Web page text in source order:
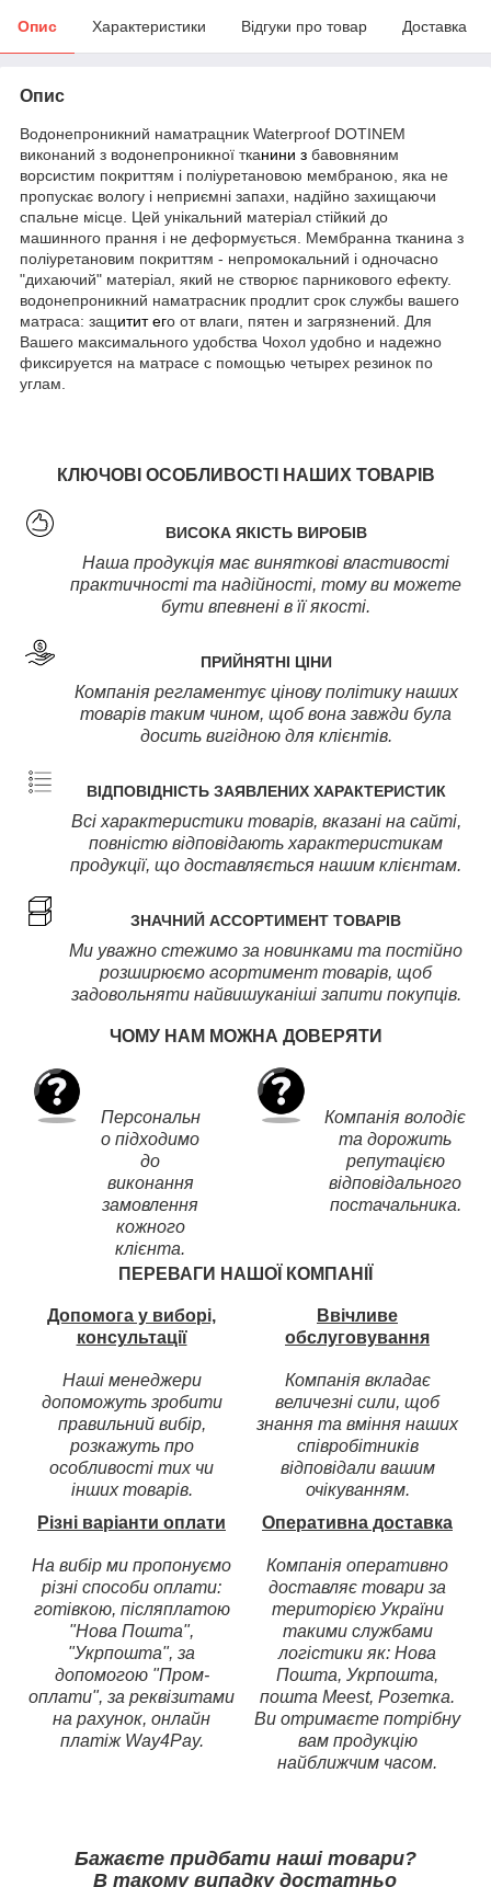
Опис Характеристики Відгуки про товар Доставка
Опис
Водонепроникний наматрацник Waterproof DOTINEM
виконаний з водонепроникної тканини з бавовняним
ворсистим покриттям і поліуретановою мембраною, яка не
пропускає вологу і неприємні запахи, надійно захищаючи
спальне місце. Цей унікальний матеріал стійкий до
машинного прання і не деформується. Мембранна тканина з
поліуретановим покриттям - непромокальний і одночасно
"дихаючий" матеріал, який не створює парникового ефекту.
водонепроникний наматрасник продлит срок службы вашего
матраса: защитит его от влаги, пятен и загрязнений. Для
Вашего максимального удобства Чохол удобно и надежно
фиксируется на матрасе с помощью четырех резинок по
углам.
КЛЮЧОВІ ОСОБЛИВОСТІ НАШИХ ТОВАРІВ
ВИСОКА ЯКІСТЬ ВИРОБІВ
Наша продукція має виняткові властивості
практичності та надійності, тому ви можете
бути впевнені в її якості.
ПРИЙНЯТНІ ЦІНИ
Компанія регламентує цінову політику наших
товарів таким чином, щоб вона завжди була
досить вигідною для клієнтів.
ВІДПОВІДНІСТЬ ЗАЯВЛЕНИХ ХАРАКТЕРИСТИК
Всі характеристики товарів, вказані на сайті,
повністю відповідають характеристикам
продукції, що доставляється нашим клієнтам.
ЗНАЧНИЙ АССОРТИМЕНТ ТОВАРІВ
Ми уважно стежимо за новинками та постійно
розширюємо асортимент товарів, щоб
задовольняти найвишуканіші запити покупців.
ЧОМУ НАМ МОЖНА ДОВЕРЯТИ
Персональн
о підходимо
до
виконання
замовлення
кожного
клієнта.
Компанія володіє
та дорожить
репутацією
відповідального
постачальника.
ПЕРЕВАГИ НАШОЇ КОМПАНІЇ
Допомога у виборі,
консультації
Наші менеджери
допоможуть зробити
правильний вибір,
розкажуть про
особливості тих чи
інших товарів.
Ввічливе
обслуговування
Компанія вкладає
величезні сили, щоб
знання та вміння наших
співробітників
відповідали вашим
очікуванням.
Різні варіанти оплати
На вибір ми пропонуємо
різні способи оплати:
готівкою, післяплатою
"Нова Пошта",
"Укрпошта", за
допомогою "Пром-
оплати", за реквізитами
на рахунок, онлайн
платіж Way4Pay.
Оперативна доставка
Компанія оперативно
доставляє товари за
територією України
такими службами
логістики як: Нова
Пошта, Укрпошта,
пошта Meest, Розетка.
Ви отримаєте потрібну
вам продукцію
найближчим часом.
Бажаєте придбати наші товари?
В такому випадку достатньо